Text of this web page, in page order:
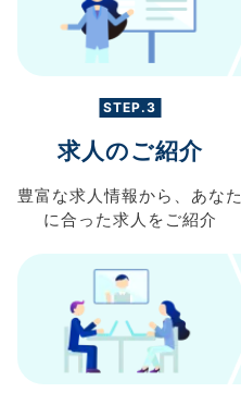
STEP.3
求人のご紹介
豊富な求人情報から、 あなた
に合った求人を ご紹介